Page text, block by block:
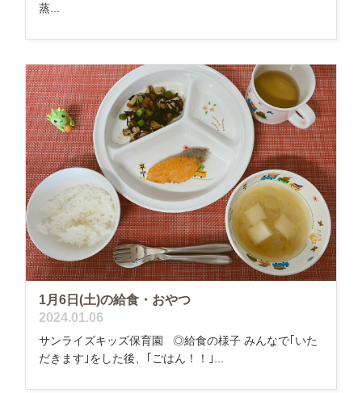
蒸...
1月6日(土)の給食・おやつ
2024.01.06
サンライズキッズ保育園 ◎給食の様子 みんなで｢いた
だきます｣をした後、｢ごはん！！｣...